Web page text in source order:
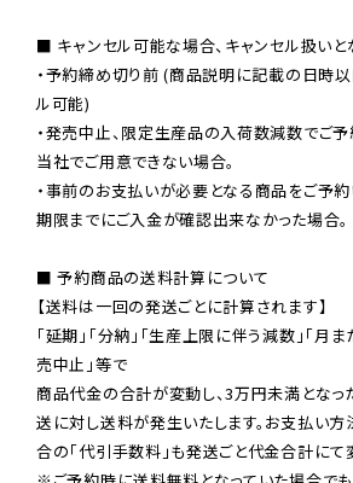
■ キャンセル可能な場合、キャンセル扱い
・予約締め切り前 (商品説明に記載の日時
ル可能)
・発売中止、限定生産品の入荷数減数でご
当社でご用意できない場合。
・事前のお支払いが必要となる商品をご予約
期限までにご入金が確認出来なかった場合。
■ 予約商品の送料計算について
【送料は一回の発送ごとに計算されます】
「延期」「分納」「生産上限に伴う減数」「月
売中止」等で
商品代金の合計が変動し、3万円未満となっ
送に対し送料が発生いたします。お支払い方